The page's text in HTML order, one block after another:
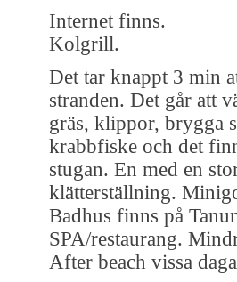
Internet finns.
Kolgrill.
Det tar knappt 3 min
stranden. Det går att
gräs, klippor, brygga
krabbfiske och det
stugan. En med en
klätterställning.
Badhus finns på
SPA/restaurang.
After beach vissa